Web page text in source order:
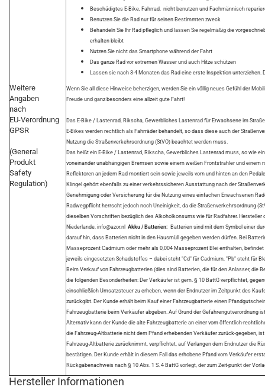
Weitere
Angaben
nach
EU-Verordnung
GPSR
(General
Produkt
Safety
Regulation)
Beschädigtes E-Bike, Fahrrad, nicht benutzen und Fachmännisch
Benutzen Sie die Rad nur für seinen Bestimmten zweck
Behandeln Sie Ihr Rad pfleglich und lassen Sie regelmäßig die
erhalten bleibt
Nutzen Sie nicht das Smartphone während der Fahrt
Das ganze Rad vor extremen Wasser und auch Hitze schützen
Lassen sie nach 3-4 Monaten das Rad eine erste Inspektion
Wenn Sie all diese Hinweise beherzigen, werden Sie ein völlig neues Gefühl der
Freude und ganz besonders eine allzeit gute Fahrt!
Das E-Bike / Lastenrad, Rikscha, Gewerbliches Lastenrad für Erwachsene im
E-Bikes werden rechtlich als Fahrräder behandelt, so dass diese auch der
Nutzung die Straßenverkehrsordnung (StVO) beachtet werden muss.
Das heißt ein E-Bike / Lastenrad, Rikscha, Gewerbliches Lastenrad muss, so wie
voneinander unabhängigen Bremsen sowie einem weißen Frontstrahler und
Reflektoren an jedem Rad montiert sein sowie jeweils vorn und hinten an den
Klingel gehört ebenfalls zu einer verkehrssicheren Ausstattung nach der
Genehmigung oder Versicherung für die Nutzung eines einfachen Erwachsenen
Radwegpflicht herrscht jedoch noch Uneinigkeit, da die Straßenverkehrsordnung
dieselben Vorschriften bezüglich des Alkoholkonsums wie für Radfahrer. Hersteller
Niederlande, info@azor.nl Akku / Batterien: Batterien sind mit dem Symbol einer
darauf hin, dass Batterien nicht in den Hausmüll gegeben werden dürfen. Bei
Masseprozent Cadmium oder mehr als 0,004 Masseprozent Blei enthalten,
jeweils eingesetzten Schadstoffes – dabei steht "Cd" für Cadmium, "Pb" steht für
Beim Verkauf von Fahrzeugbatterien (dies sind Batterien, die für den Anlasser, die
die folgenden Besonderheiten: Der Verkäufer ist gem. § 10 BattG verpflichtet,
einschließlich Umsatzsteuer zu erheben, wenn der Endnutzer im Zeitpunkt des
zurückgibt. Der Kunde erhält beim Kauf einer Fahrzeugbatterie einen
Fahrzeugbatterie beim Verkäufer abgeben. Auf Grund der Gefahrengutverordnung
Alternativ kann der Kunde die alte Fahrzeugbatterie an einer vom öffentlich-
die Fahrzeug-Altbatterie nicht dem Pfand erhebenden Verkäufer zurück-gegeben,
Fahrzeug-Altbatterie zurücknimmt, verpflichtet, auf Verlangen dem Endnutzer die
bestätigen. Der Kunde erhält in diesem Fall das erhobene Pfand vom Verkäufer
Rückgabenachweis nach § 10 Abs. 1 S. 4 BattG vorlegt, der zum Zeit-punkt der
Hersteller Informationen